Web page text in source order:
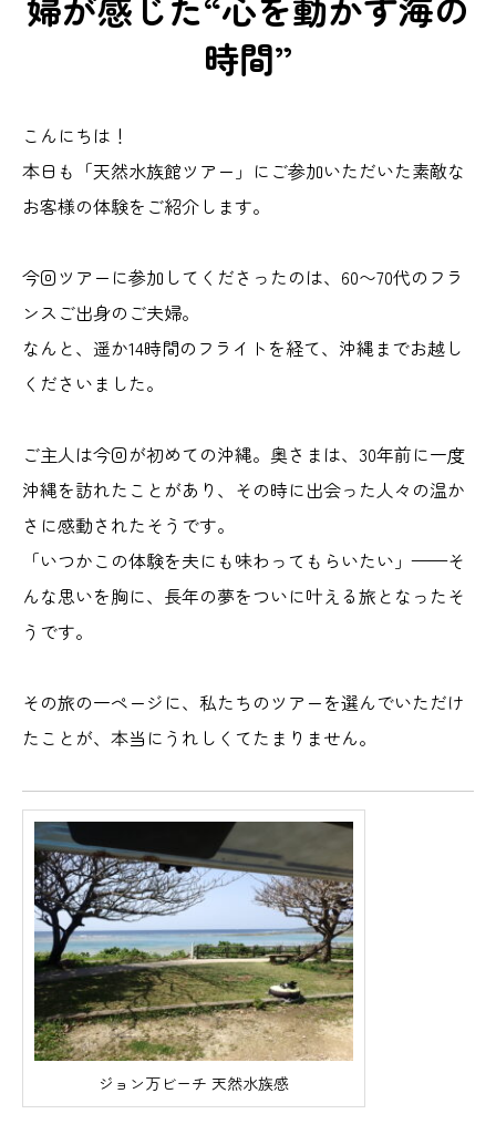
時間”
こんにちは！
本日も「天然水族館ツアー」にご参加いただいた素敵な
お客様の体験をご紹介します。
今回ツアーに参加してくださったのは、60〜70代のフラ
ンスご出身のご夫婦。
なんと、遥か14時間のフライトを経て、沖縄までお越し
くださいました。
ご主人は今回が初めての沖縄。奥さまは、30年前に一度
沖縄を訪れたことがあり、その時に出会った人々の温か
さに感動されたそうです。
「いつかこの体験を夫にも味わってもらいたい」——そ
んな思いを胸に、長年の夢をついに叶える旅となったそ
うです。
その旅の一ページに、私たちのツアーを選んでいただけ
たことが、本当にうれしくてたまりません。
ジョン万ビーチ 天然水族感